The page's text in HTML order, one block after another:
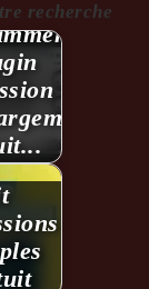
recherche